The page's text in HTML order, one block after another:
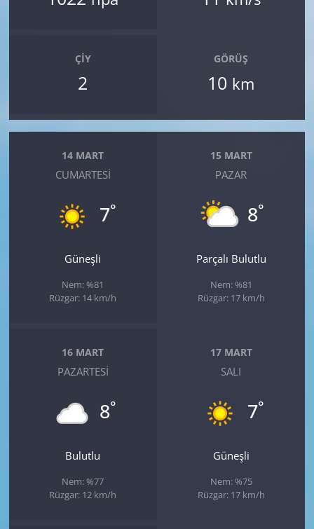
ÇIY
2
GÖRÜŞ
10 km
14 MART
CUMARTESI
7°
Güneşli
Nem: %81
Rüzgar: 14 km/h
15 MART
PAZAR
8°
Parçalı Bulutlu
Nem: %81
Rüzgar: 17 km/h
16 MART
PAZARTESI
8°
Bulutlu
Nem: %77
Rüzgar: 12 km/h
17 MART
SALI
7°
Güneşli
Nem: %75
Rüzgar: 17 km/h